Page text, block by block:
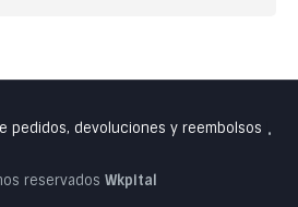
pedidos, devoluciones y reembolsos •
reservados Wkpital